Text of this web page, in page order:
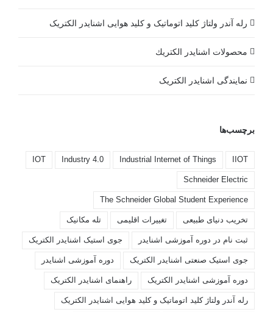
رله آندر ولتاژ کلید اتوماتیک و کلید هوایی اشنایدر الکتریک
محصولات اشنايدر الكتريك
نمایندگی اشنایدر الکتریک
برچسب‌ها
IIOT
Industrial Internet of Things
Industry 4.0
IOT
Schneider Electric
The Schneider Global Student Experience
تخریب دنیای طبیعی تغییرات اقلیمی تله مکانیک
ثبت نام در دوره آموزشی اشنایدر جوی استیک اشنایدر الکتریک
جوی استیک صنعتی اشنایدر الکتریک دوره آموزشی اشنایدر
دوره آموزشی اشنایدر الکتریک راهنمای اشنایدر الکتریک
رله آندر ولتاژ کلید اتوماتیک و کلید هوایی اشنایدر الکتریک